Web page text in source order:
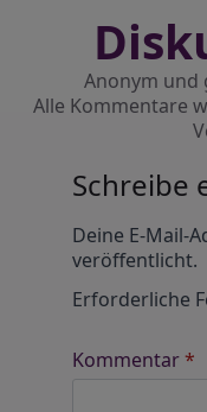
Anonym und
Alle Kommentare
Schreibe
Deine E-Mail-
veröffentlicht.
Erforderliche
Kommentar*